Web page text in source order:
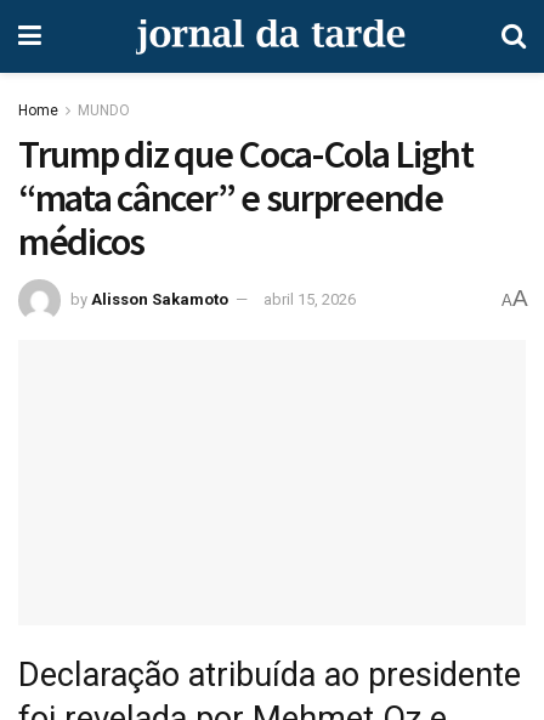
Home MUNDO
Trump diz que Coca-Cola Light
“mata câncer” e surpreende
médicos
by Alisson Sakamoto abril 15, 2026 AA
Declaração atribuída ao presidente